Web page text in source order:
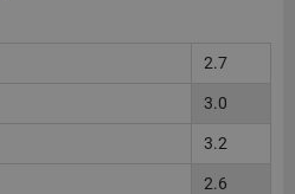
2.7
3.0
3.2
2.6